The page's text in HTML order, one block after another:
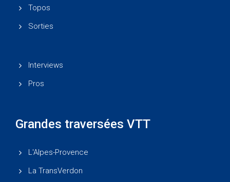
Topos
Sorties
Interviews
Pros
Grandes traversées VTT
L'Alpes-Provence
La TransVerdon